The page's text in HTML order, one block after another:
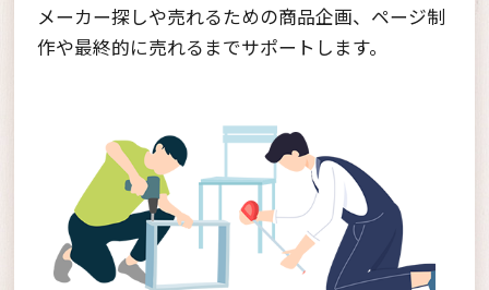
メーカー探しや売れるための商品企画、ページ制
作や最終的に売れるまでサポートします。